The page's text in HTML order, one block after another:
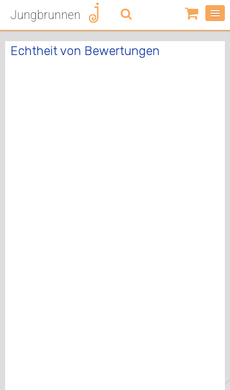
Jungbrunnen
0
Artikel
-
Echtheit von Bewertungen